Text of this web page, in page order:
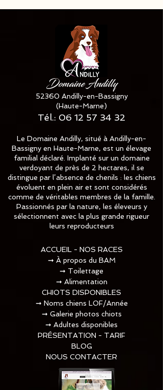
Domaine Andilly
52360 Andilly-en-Bassigny
(Haute-Marne)
Tél.: 06 12 57 34 32
Le Domaine Andilly, situé à Andilly-en-
Bassigny en Haute-Marne, est un élevage
familial déclaré. Implanté sur un domaine
verdoyant de près de 2 hectares, il se
distingue par l’absence de chenils : les chiens
évoluent en plein air et sont considérés
comme de véritables membres de la famille.
Passionnés par la nature, les éleveurs y
sélectionnent avec la plus grande rigueur
leurs reproducteurs
ACCUEIL - NOS RACES
➞ À propos du BAM
➞ Toilettage​
➞ Alimentation
CHIOTS DISPONIBLES
➞ Noms chiens LOF/Année
➞ Galerie photos chiots
➞ Adultes disponibles
PRÉSENTATION - TARIF
BLOG
NOUS CONTACTER